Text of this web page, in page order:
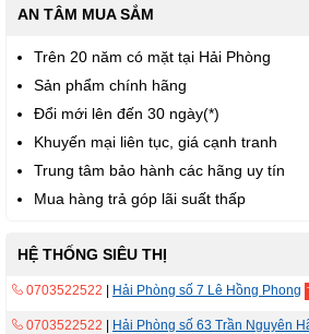
AN TÂM MUA SẮM
Trên 20 năm có mặt tại Hải Phòng
Sản phẩm chính hãng
Đổi mới lên đến 30 ngày(*)
Khuyến mại liên tục, giá cạnh tranh
Trung tâm bảo hành các hãng uy tín
Mua hàng trả góp lãi suất thấp
HỆ THỐNG SIÊU THỊ
0703522522 Hải Phòng số 7 Lê Hồng Phong
0703522522 Hải Phòng số 63 Trần Nguyên